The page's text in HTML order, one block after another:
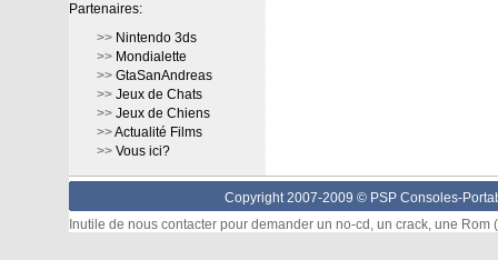
Partenaires:
>> Nintendo 3ds
>> Mondialette
>> GtaSanAndreas
>> Jeux de Chats
>> Jeux de Chiens
>>Actualité Films
>> Vous ici?
Copyright 2007-2009 © PSP Consoles-
Inutile de nous contacter pour demander un no-cd, un crack, une